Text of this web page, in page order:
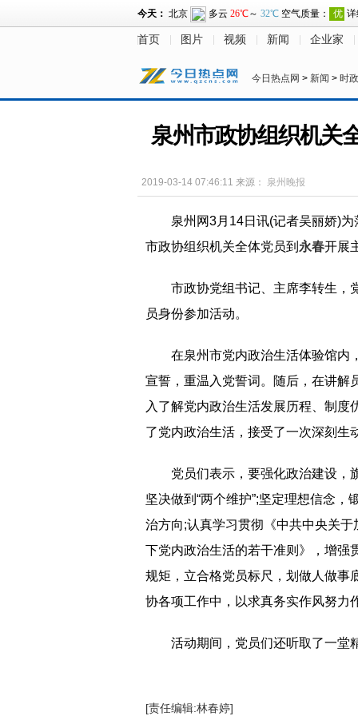
首页 图片 视频 新闻 企业家
今日热点网 > 新闻 > 时
泉州市政协组织机关
2019-03-14 07:46:11 来源： 泉州晚报
泉州网3月14日讯(记者吴丽娇)
市政协组织机关全体党员到 永春开展
市政协党组书记、主席李转生，
员身份参加活动。
在泉州市党内政治生活体验馆内
宣誓，重温入党誓词。随后，在讲解
入了解党内政治生活发展历程、制
了党内政治生活，接受了一次深刻生
党员们表示，要强化政治建设，
坚决做到“两个维护”;坚定理想信念
治方向;认真学习贯彻《中共中央关
下党内政治生活的若干准则》，增强
规矩，立合格党员标尺，划做人做事
协各项工作中，以求真务实作风努力
活动期间，党员们还听取了一堂
[责任编辑:林春婷]